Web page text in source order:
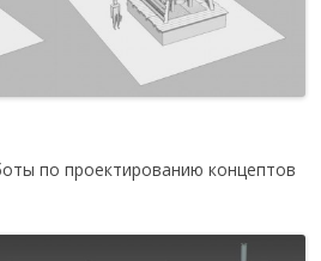
по проектированию концептов